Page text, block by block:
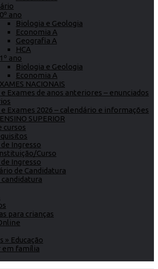
ano
Biologia e Geologia
Economia A
Geografia A
HCA
ano
Biologia e Geologia
Economia A
NACIONAIS
e Exames de anos anteriores – enunciados
e Exames 2026 – calendário e informações
SUPERIOR
cursos
Ingresso
Curso
Ingresso
de Candidatura
candidatura
para crianças
» Educação
em família